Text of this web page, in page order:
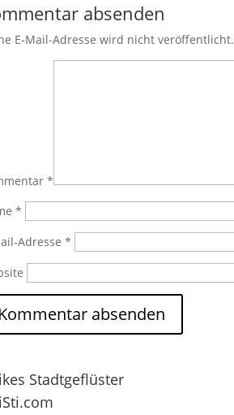
absenden
E-Mail-Adresse wird nicht veröffentlicht.
*
*
Adresse*
Stadtgeflüster